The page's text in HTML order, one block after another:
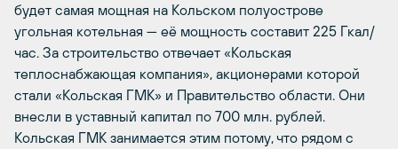
будет самая мощная на Кольском полуострове
угольная котельная — её мощность составит 225 Гкал/
час. За строительство отвечает «Кольская
теплоснабжающая компания», акционерами которой
стали «Кольская ГМК» и Правительство области. Они
внесли в уставный капитал по 700 млн. рублей.
Кольская ГМК занимается этим потому, что рядом с